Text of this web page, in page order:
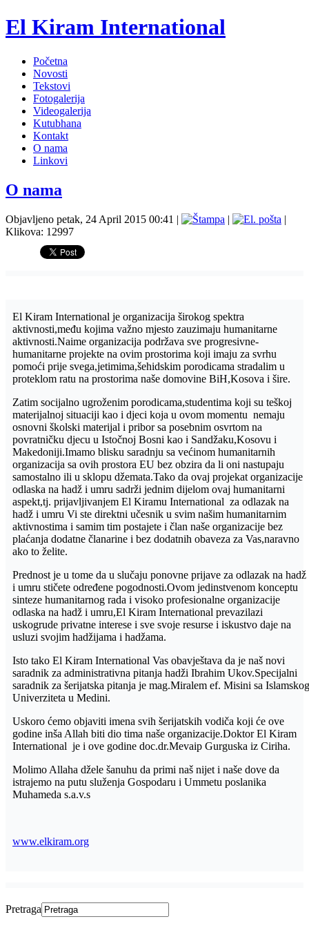
El Kiram International
Početna
Novosti
Tekstovi
Fotogalerija
Videogalerija
Kutubhana
Kontakt
O nama
Linkovi
O nama
Objavljeno petak, 24 April 2015 00:41 | |
|
Klikova: 12997
El Kiram International je organizacija širokog spektra
aktivnosti,među kojima važno mjesto zauzimaju humanitarne
aktivnosti.Naime organizacija podržava sve progresivne-
humanitarne projekte na ovim prostorima koji imaju za svrhu
pomoći prije svega,jetimima,šehidskim porodicama stradalim u
proteklom ratu na prostorima naše domovine BiH,Kosova i šire.
Zatim socijalno ugroženim porodicama,studentima koji su teškoj
materijalnoj situaciji kao i djeci koja u ovom momentu nemaju
osnovni školski materijal i pribor sa posebnim osvrtom na
povratničku djecu u Istočnoj Bosni kao i Sandžaku,Kosovu i
Makedoniji.Imamo blisku saradnju sa većinom humanitarnih
organizacija sa ovih prostora EU bez obzira da li oni nastupaju
samostalno ili u sklopu džemata.Tako da ovaj projekat organizacije
odlaska na hadž i umru sadrži jednim dijelom ovaj humanitarni
aspekt,tj. prijavljivanjem El Kiramu International za odlazak na
hadž i umru Vi ste direktni učesnik u svim našim humanitarnim
aktivnostima i samim tim postajete i član naše organizacije bez
plaćanja dodatne članarine i bez dodatnih obaveza za Vas,naravno
ako to želite.
Prednost je u tome da u slučaju ponovne prijave za odlazak na hadž
i umru stičete određene pogodnosti.Ovom jedinstvenom konceptu
sinteze humanitarnog rada i visoko profesionalne organizacije
odlaska na hadž i umru,El Kiram International prevazilazi
uskogrude privatne interese i sve svoje resurse i iskustvo daje na
usluzi svojim hadžijama i hadžama.
Isto tako El Kiram International Vas obavještava da je naš novi
saradnik za administrativna pitanja hadži Ibrahim Ukov.Specijalni
saradnik za šerijatska pitanja je mag.Miralem ef. Misini sa Islamskog
Univerziteta u Medini.
Uskoro ćemo objaviti imena svih šerijatskih vodiča koji će ove
godine inša Allah biti dio tima naše organizacije.Doktor El Kiram
International je i ove godine doc.dr.Mevaip Gurguska iz Ciriha.
Molimo Allaha džele šanuhu da primi naš nijet i naše dove da
istrajemo na putu služenja Gospodaru i Ummetu poslanika
Muhameda s.a.v.s
www.elkiram.org
Pretraga